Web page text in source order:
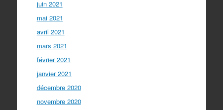
juin 2021
mai 2021
avril 2021
mars 2021
février 2021
janvier 2021
décembre 2020
novembre 2020